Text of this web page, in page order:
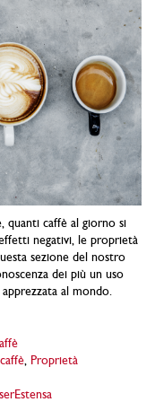
quanti caffè al giorno si
negativi, le proprietà
sezione del nostro
dei più un uso
al mondo.
Proprietà